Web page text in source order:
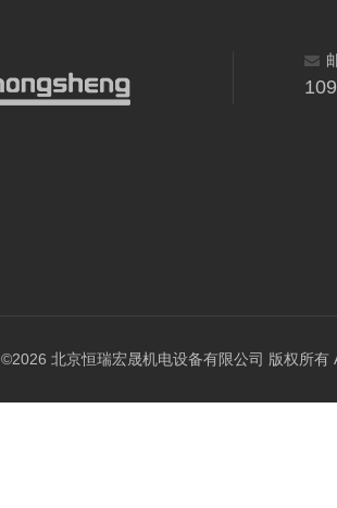
©2026 北京恒瑞宏晟机电设备有限公司 版权所有